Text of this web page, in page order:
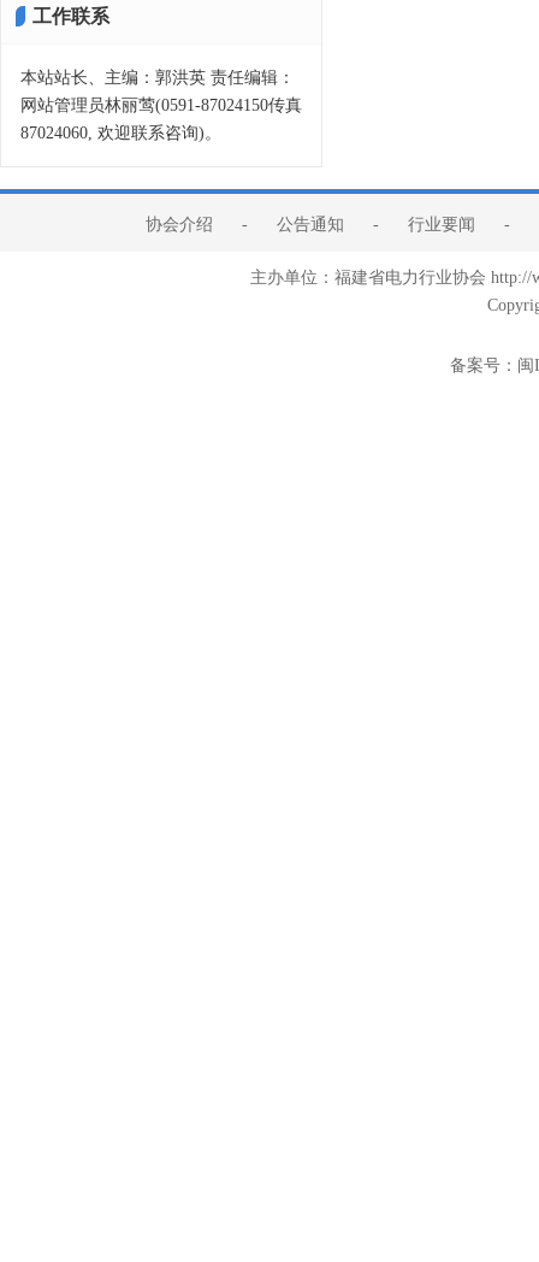
工作联系
本站站长、主编：郭洪英 责任编辑：
网站管理员林丽莺(0591-87024150传真
87024060, 欢迎联系咨询)。
协会介绍 - 公告通知 - 行业要闻 -
主办单位：福建省电力行业协会
备案号： 闽